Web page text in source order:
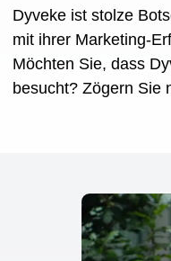
Dyveke ist stolze
mit ihrer Marketing-
Möchten Sie, dass
besucht? Zögern Sie